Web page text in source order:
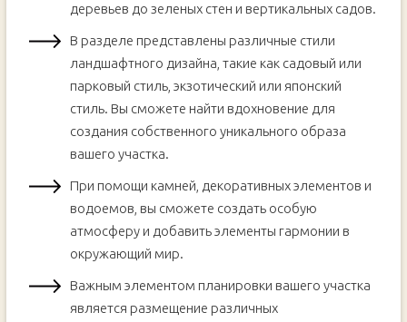
деревьев до зеленых стен и вертикальных садов.
В разделе представлены различные стили
ландшафтного дизайна, такие как садовый или
парковый стиль, экзотический или японский
стиль. Вы сможете найти вдохновение для
создания собственного уникального образа
вашего участка.
При помощи камней, декоративных элементов и
водоемов, вы сможете создать особую
атмосферу и добавить элементы гармонии в
окружающий мир.
Важным элементом планировки вашего участка
является размещение различных